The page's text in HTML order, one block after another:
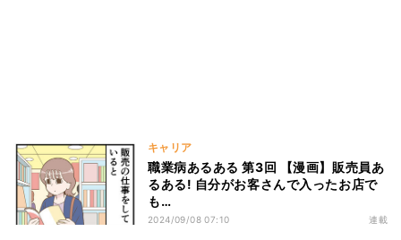
キャリア
職業病あるある 第3回 【漫画】販売員あ
るある! 自分がお客さんで入ったお店で
も…
2024/09/08 07:10 連載